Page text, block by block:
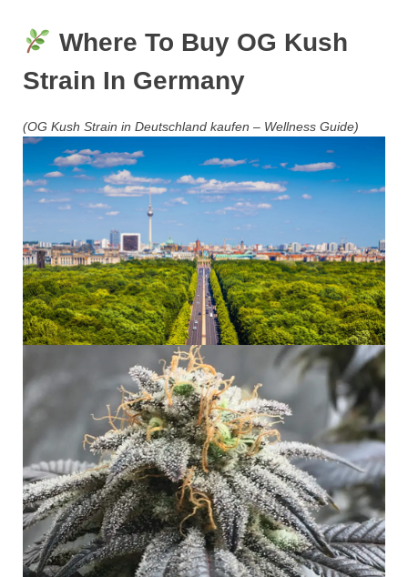
Where To Buy OG Kush
Strain In Germany
(OG Kush Strain in Deutschland kaufen – Wellness Guide)